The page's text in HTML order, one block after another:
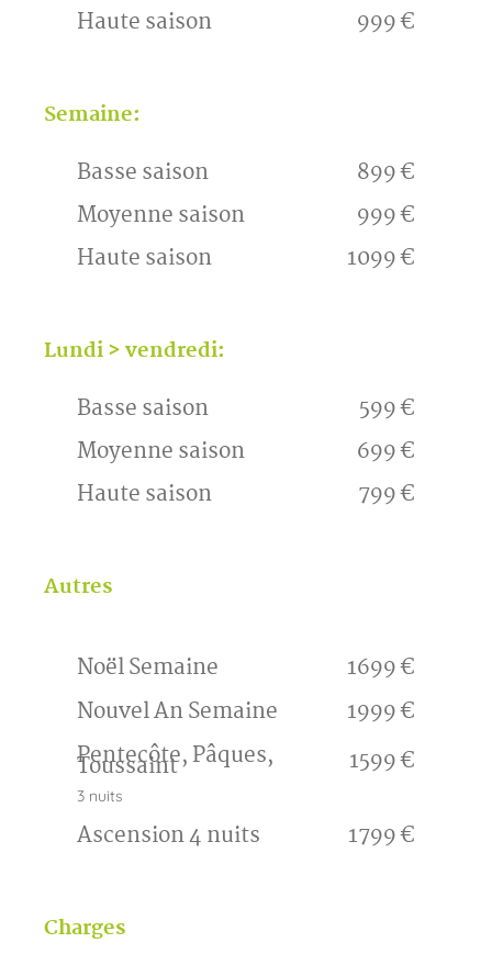
Haute saison
999 €
Semaine:
Basse saison
899 €
Moyenne saison
999 €
Haute saison
1099 €
Lundi > vendredi:
Basse saison
599 €
Moyenne saison
699 €
Haute saison
799 €
Autres
Noël Semaine
1699 €
Nouvel An Semaine
1999 €
Pentecôte, Pâques,
Toussaint 1599 €
3 nuits
Ascension 4 nuits 1799 €
Charges